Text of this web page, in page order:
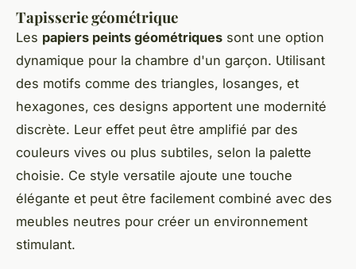
Tapisserie géométrique
Les papiers peints géométriques sont une option
dynamique pour la chambre d'un garçon. Utilisant
des motifs comme des triangles, losanges, et
hexagones, ces designs apportent une modernité
discrète. Leur effet peut être amplifié par des
couleurs vives ou plus subtiles, selon la palette
choisie. Ce style versatile ajoute une touche
élégante et peut être facilement combiné avec des
meubles neutres pour créer un environnement
stimulant.